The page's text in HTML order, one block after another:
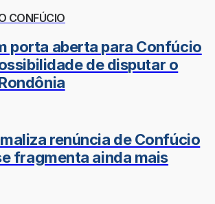
CONFÚCIO
porta aberta para Confúcio
de disputar o
renúncia de Confúcio
fragmenta ainda mais